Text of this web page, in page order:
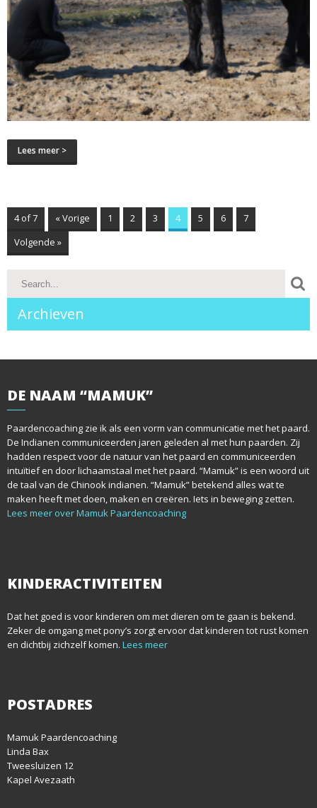
Lees meer >
4 of 7 « Vorige 1 2 3 4 5 6
7
Volgende »
Archieven
DE NAAM “MAMUK”
Paardencoaching zie ik als een vorm van communicatie met het paard.
De Indianen communiceerden jaren geleden al met hun paarden. Zij
hadden respect voor de natuur van het paard en communiceerden
intuïtief en door lichaamstaal met het paard. “Mamuk” is een woord uit
de taal van de Chinook indianen. “Mamuk” betekend alles wat te
maken heeft met doen, maken en creëren. Iets in beweging zetten.
Lees meer over Mamuk Paardencoaching
KINDERACTIVITEITEN
Dat het goed is voor kinderen om met dieren om te gaan is bekend.
Zeker de omgang met pony’s zorgt ervoor dat kinderen tot rust komen
en dichtbij zichzelf komen. Lees meer
POSTADRES
Mamuk Paardencoaching
Linda Bax
Tweesluizen 12
Kapel Avezaath